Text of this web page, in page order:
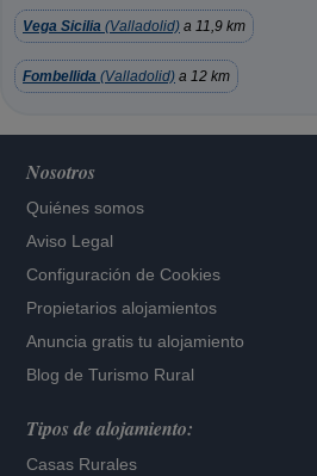
Vega Sicilia (Valladolid) a 11,9 km
Fombellida (Valladolid) a 12 km
Nosotros
Quiénes somos
Aviso Legal
Configuración de Cookies
Propietarios alojamientos
Anuncia gratis tu alojamiento
Blog de Turismo Rural
Tipos de alojamiento:
Casas Rurales